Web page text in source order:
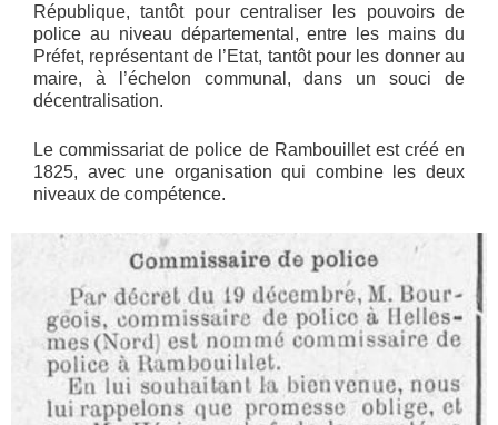
République, tantôt pour centraliser les pouvoirs de
police au niveau départemental, entre les mains du
Préfet, représentant de l’Etat, tantôt pour les donner au
maire, à l’échelon communal, dans un souci de
décentralisation.
Le commissariat de police de Rambouillet est créé en
1825, avec une organisation qui combine les deux
niveaux de compétence.